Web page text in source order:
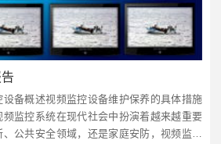
备概述视频监控设备维护保养的具体措施
频监控系统在现代社会中扮演着越来越重要
公共安全领域，还是家庭安防，视频监控